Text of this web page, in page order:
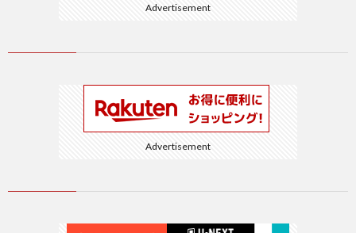
Advertisement
Advertisement